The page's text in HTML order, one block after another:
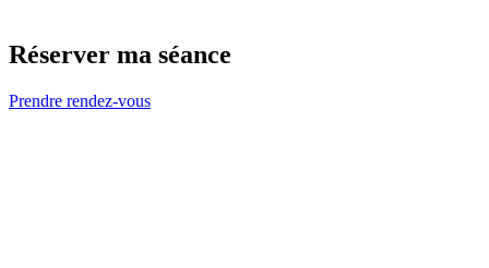
Réserver ma séance
Prendre rendez-vous